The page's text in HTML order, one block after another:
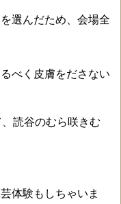
を選んだため、会場全
べく皮膚をださない
読谷のむら咲きむ
体験もしちゃいま